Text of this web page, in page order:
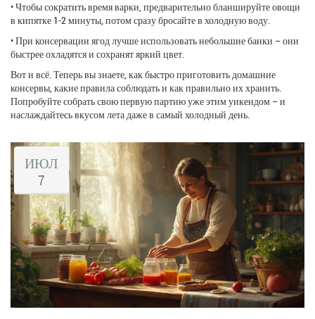
• Чтобы сократить время варки, предварительно бланшируйте овощи
в кипятке 1‑2 минуты, потом сразу бросайте в холодную воду.
• При консервации ягод лучше использовать небольшие банки – они
быстрее охладятся и сохранят яркий цвет.
Вот и всё. Теперь вы знаете, как быстро приготовить домашние
консервы, какие правила соблюдать и как правильно их хранить.
Попробуйте собрать свою первую партию уже этим уикендом – и
наслаждайтесь вкусом лета даже в самый холодный день.
ИЮЛ
7